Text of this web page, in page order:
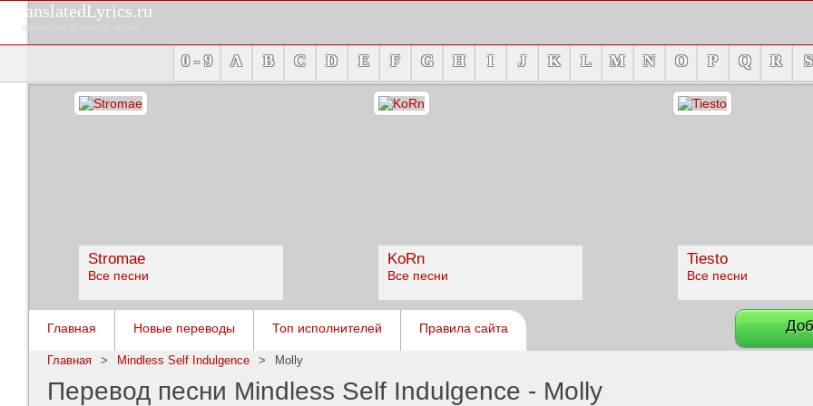
TranslatedLyrics.ru
переводы и тексты песен
0 - 9 A B C D E F G H I J K L M N O P Q R S
Stromae
Все песни
KoRn
Все песни
Tiesto
Все песни
Главная Новые переводы Топ исполнителей Правила сайта
Главная > Mindless Self Indulgence > Molly
Перевод песни Mindless Self Indulgence - Molly